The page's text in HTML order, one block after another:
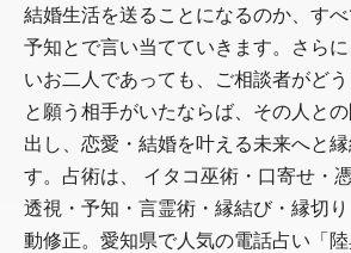
結婚生活を送ることになるのか、す
予知とで言い当てていきます。さら
いお二人であっても、ご相談者がど
と願う相手がいたならば、その人と
出し、恋愛・結婚を叶える未来へと
す。占術は、 イタコ巫術・口寄せ・
透視・予知・言霊術・縁結び・縁切
動修正。愛知県で人気の電話占い「